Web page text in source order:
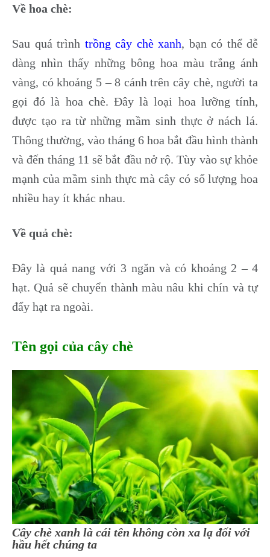
Về hoa chè:
Sau quá trình trồng cây chè xanh, bạn có thể dễ
dàng nhìn thấy những bông hoa màu trắng ánh
vàng, có khoảng 5 – 8 cánh trên cây chè, người ta
gọi đó là hoa chè. Đây là loại hoa lưỡng tính,
được tạo ra từ những mầm sinh thực ở nách lá.
Thông thường, vào tháng 6 hoa bắt đầu hình thành
và đến tháng 11 sẽ bắt đầu nở rộ. Tùy vào sự khỏe
mạnh của mầm sinh thực mà cây có số lượng hoa
nhiều hay ít khác nhau.
Về quả chè:
Đây là quả nang với 3 ngăn và có khoảng 2 – 4
hạt. Quả sẽ chuyển thành màu nâu khi chín và tự
đẩy hạt ra ngoài.
Tên gọi của cây chè
Cây chè xanh là cái tên không còn xa lạ đối với
hầu hết chúng ta